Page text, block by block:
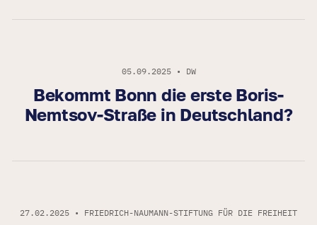
05.09.2025 • DW
Bekommt Bonn die erste Boris-
Nemtsov-Straße in Deutschland?
27.02.2025 • FRIEDRICH-NAUMANN-STIFTUNG FÜR DIE FREIHEIT